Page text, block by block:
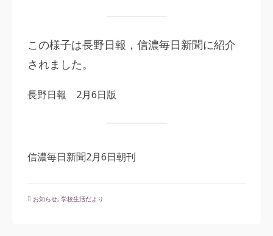
この様子は長野日報，信濃毎日新聞に紹介
されました。
長野日報 2月6日版
信濃毎日新聞2月6日朝刊
お知らせ, 学校生活だより